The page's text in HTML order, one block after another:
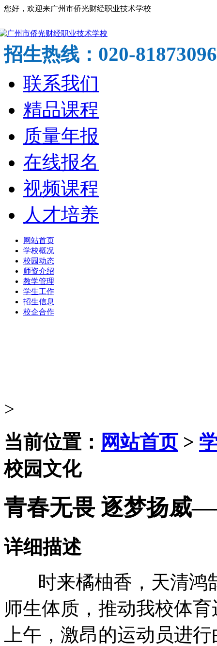
您好，欢迎来广州市侨光财经职业技术学校
招生热线： 020-81873096
联系我们
精品课程
质量年报
在线报名
视频课程
人才培养
网站首页
学校概况
校园动态
师资介绍
教学管理
学生工作
招生信息
校企合作
>
当前位置： 网站首页>
校园文化
青春无畏 逐梦扬威
详细描述
时来橘柚香，天清鸿
师生体质，推动我校体
上午，激昂的运动员进